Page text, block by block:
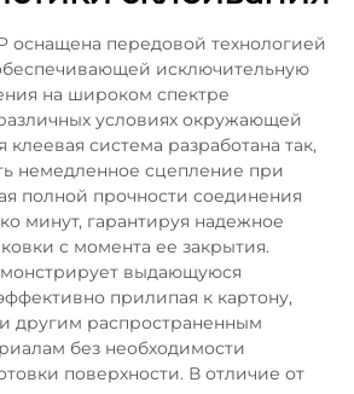
оснащена передовой технологией
исключительную
на широком спектре
условиях окружающей
система разработана так,
немедленное сцепление при
полной прочности соединения
минут, гарантируя надежное
с момента ее закрытия.
выдающуюся
прилипая к картону,
другим распространенным
без необходимости
поверхности. В отличие от